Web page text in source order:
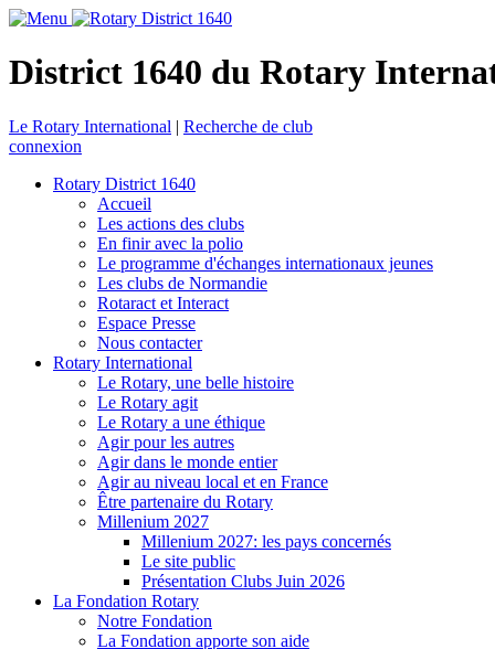
District 1640 du Rotary
Le Rotary International | Recherche de club
connexion
Rotary District 1640
Accueil
Les actions des clubs
En finir avec la polio
Le programme d'échanges internationaux jeunes
Les clubs de Normandie
Rotaract et Interact
Espace Presse
Nous contacter
Rotary International
Le Rotary, une belle histoire
Le Rotary agit
Le Rotary a une éthique
Agir pour les autres
Agir dans le monde entier
Agir au niveau local et en France
Être partenaire du Rotary
Millenium 2027
Millenium 2027: les pays concernés
Le site public
Présentation Clubs Juin 2026
La Fondation Rotary
Notre Fondation
La Fondation apporte son aide